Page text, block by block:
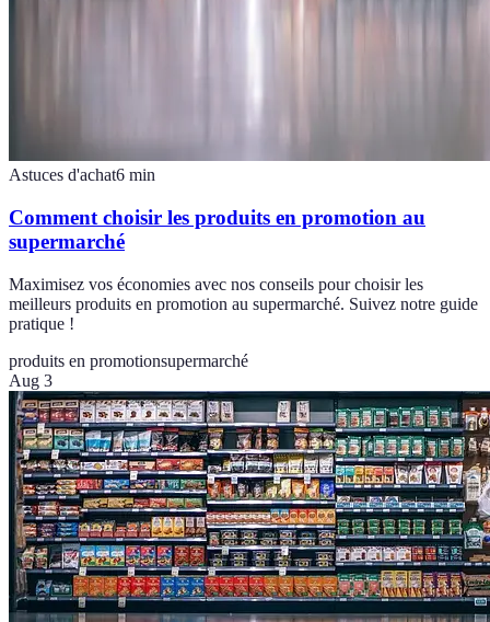
Astuces d'achat6 min
Comment choisir les produits en promotion au
supermarché
Maximisez vos économies avec nos conseils pour choisir les
meilleurs produits en promotion au supermarché. Suivez notre guide
pratique !
produits en promotionsupermarché
Aug 3